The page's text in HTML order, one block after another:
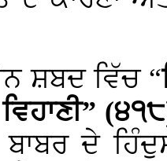
ਸ਼ਬਦ ਵਿੱਚ “
ਬਾਬਰ ਦੇ